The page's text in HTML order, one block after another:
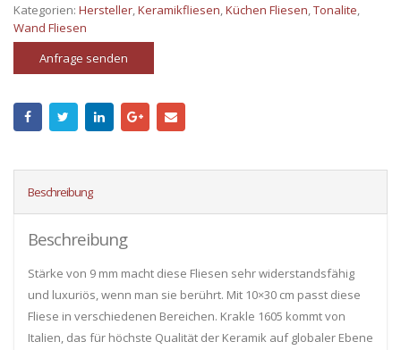
Kategorien: Hersteller,Keramikfliesen,Küchen Fliesen,Tonalite,
Wand Fliesen
Anfrage senden
Beschreibung
Beschreibung
Stärke von 9 mm macht diese Fliesen sehr widerstandsfähig
und luxuriös, wenn man sie berührt. Mit 10×30 cm passt diese
Fliese in verschiedenen Bereichen. Krakle 1605 kommt von
Italien, das für höchste Qualität der Keramik auf globaler Ebene